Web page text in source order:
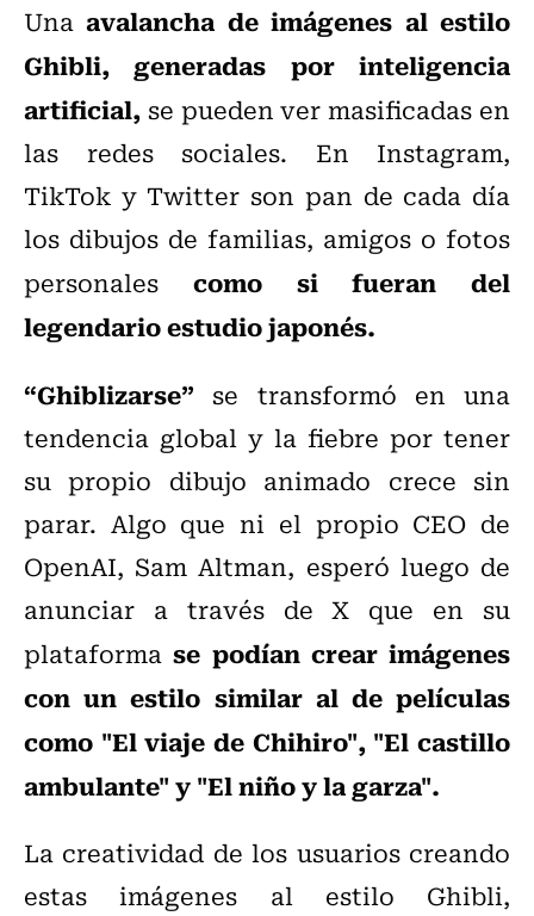
Unaavalancha de imágenes al estilo
Ghibli, generadas por inteligencia
artificial,se pueden ver masificadas en
las redes sociales. En Instagram,
TikTok y Twitter son pan de cada día
los dibujos de familias, amigos o fotos
personales como si fueran del
legendario estudio japonés.
“Ghiblizarse” se transformó en una
tendencia global y la fiebre por tener
su propio dibujo animado crece sin
parar. Algo que ni el propio CEO de
OpenAI, Sam Altman, esperó luego de
anunciar a través de X que en su
plataformase podían crear imágenes
con un estilo similar al de películas
como "El viaje de Chihiro", "El castillo
ambulante" y "El niño y la garza".
La creatividad de los usuarios creando
estas imágenes al estilo Ghibli,